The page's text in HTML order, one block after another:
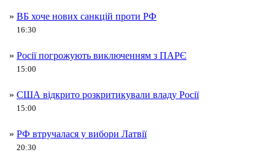
» ВБ хоче нових санкцій проти РФ
16:30
» Росії погрожують виключенням з ПАРЄ
15:00
» США відкрито розкритикували владу Росії
15:00
» РФ втручалася у вибори Латвії
20:30